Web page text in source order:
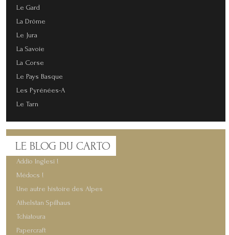
Le Gard
La Drôme
Le Jura
La Savoie
La Corse
Le Pays Basque
Les Pyrénées-A
Le Tarn
LE BLOG DU CARTO
Addio Inglesi !
Médocs !
Une autre histoire des Alpes
Athelstan Spilhaus
Tchiatoura
Papercraft